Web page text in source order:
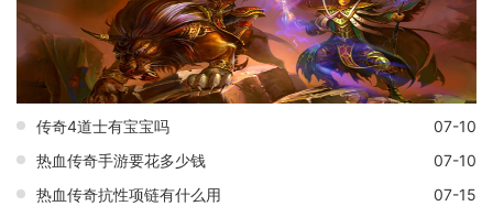
传奇4道士有宝宝吗
07-10
热血传奇手游要花多少钱
07-10
热血传奇抗性项链有什么用
07-15